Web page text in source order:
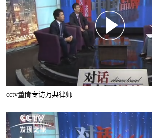
cctv董倩专访万典律师